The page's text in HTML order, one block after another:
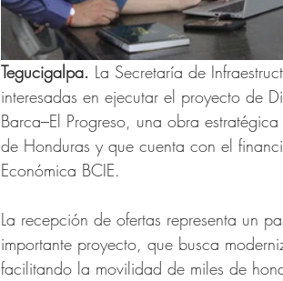
Tegucigalpa. La Secretaría de
interesadas en ejecutar el proyecto de
Barca–El Progreso, una obra
de Honduras y que cuenta con el
Económica BCIE.
La recepción de ofertas representa un
importante proyecto, que busca
facilitando la movilidad de miles de